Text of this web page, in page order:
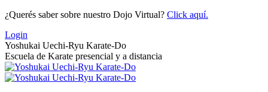
Saltar
contenido
¿Querés saber sobre nuestro Dojo Virtual? Click aquí.
Login
Yoshukai Uechi-Ryu Karate-Do
Escuela de Karate presencial y a distancia